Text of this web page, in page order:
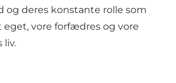
og deres konstante rolle som
eget, vore forfædres og vore
liv.